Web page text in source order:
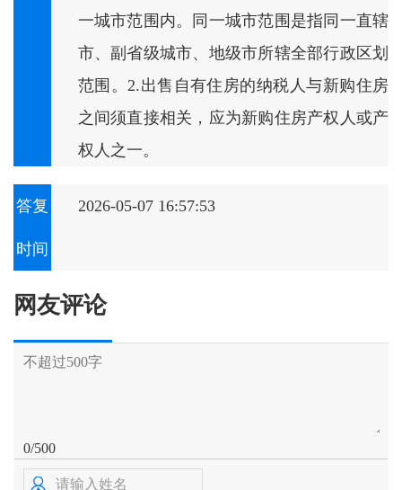
一城市范围内。同一城市范围是指同一直辖
市、副省级城市、地级市所辖全部行政区划
范围。2.出售自有住房的纳税人与新购住房
之间须直接相关，应为新购住房产权人或产
权人之一。
答复
时间
2026-05-07 16:57:53
网友评论
0/500